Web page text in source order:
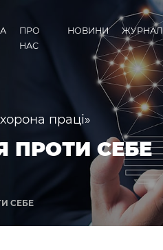
ПРО
НАС
НОВИНИ ЖУРНАЛ
праці»
ПРОТИ СЕБЕ
СЕБЕ